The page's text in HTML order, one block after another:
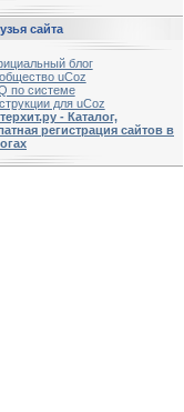
сайта
блог
uCoz
по системе
для uCoz
- Каталог,
регистрация сайтов в